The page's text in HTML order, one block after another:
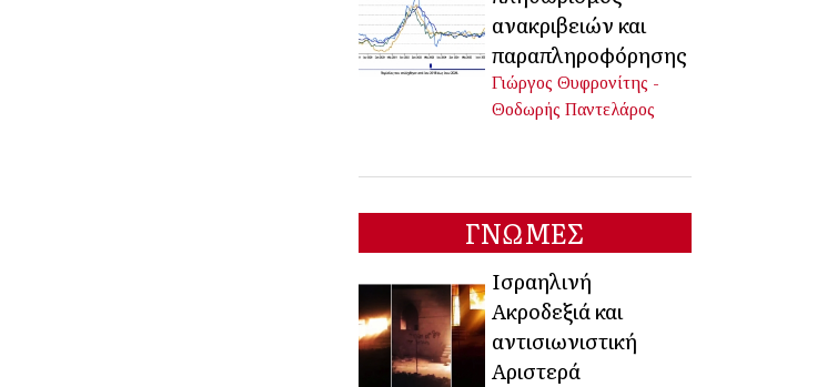
ανακριβειών και
παραπληροφόρησης
Γιώργος Θυφρονίτης -
Θοδωρής Παντελάρος
ΓΝΩΜΕΣ
Ισραηλινή
Ακροδεξιά και
αντισιωνιστική
Αριστερά